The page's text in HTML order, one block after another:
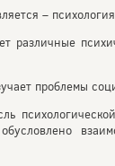
–
различные
проблемы